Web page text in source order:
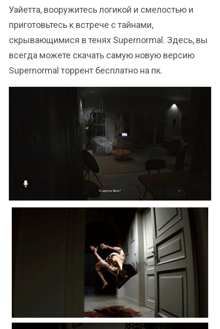
Уайетта, вооружитесь логикой и смелостью и
приготовьтесь к встрече с тайнами,
скрывающимися в тенях Supernormal. Здесь, вы
всегда можете скачать самую новую версию
Supernormal торрент бесплатно на пк.